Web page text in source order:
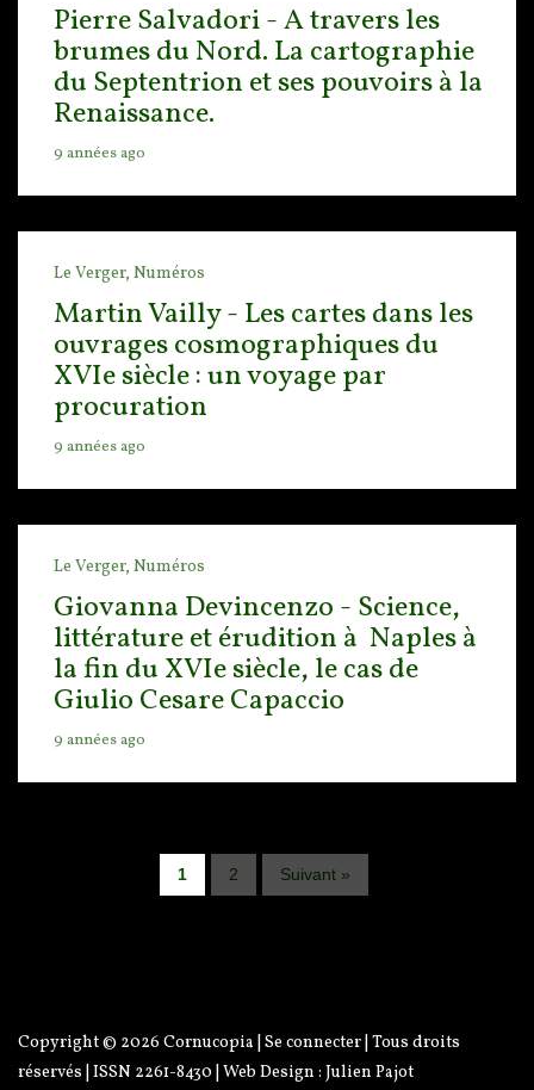
Pierre Salvadori - A travers les
brumes du Nord. La cartographie
du Septentrion et ses pouvoirs à la
Renaissance.
9 années ago
Le Verger, Numéros
Martin Vailly - Les cartes dans les
ouvrages cosmographiques du
XVIe siècle : un voyage par
procuration
9 années ago
Le Verger, Numéros
Giovanna Devincenzo - Science,
littérature et érudition à Naples à
la fin du XVIe siècle, le cas de
Giulio Cesare Capaccio
9 années ago
1 2 Suivant »
Copyright © 2026 Cornucopia Se connecter | Tous droits
réservés | ISSN 2261-8430 | Web Design : Julien Pajot